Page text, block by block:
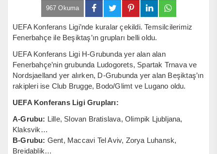
967 Okuma
UEFA Konferans Ligi’nde kuralar çekildi. Temsilcilerimiz
Fenerbahçe ile Beşiktaş’ın grupları belli oldu.
UEFA Konferans Ligi H-Grubunda yer alan alan
Fenerbahçe’nin grubunda Ludogorets, Spartak Trnava ve
Nordsjaelland yer alırken, D-Grubunda yer alan Beşiktaş’ın
rakipleri ise Club Brugge, Bodo/Glimt ve Lugano oldu.
UEFA Konferans Ligi Grupları:
A-Grubu: Lille, Slovan Bratislava, Olimpik Ljubljana,
Klaksvik…
B-Grubu: Gent, Maccavi Tel Aviv, Zorya Luhansk,
Breidablik…